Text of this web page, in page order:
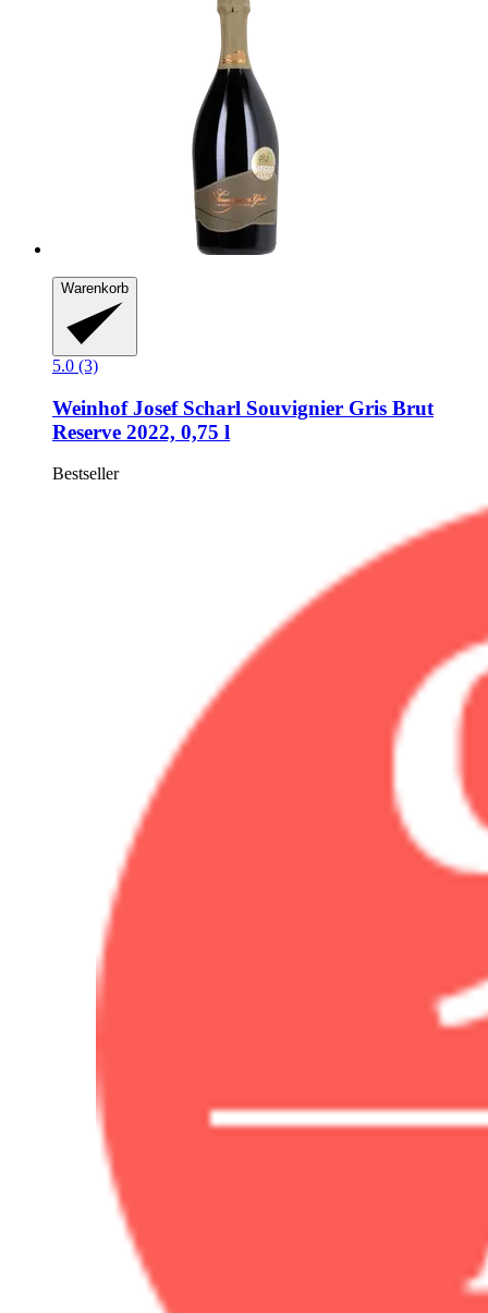
Warenkorb
5.0 (3)
Weinhof Josef Scharl Souvignier Gris Brut
Reserve 2022, 0,75 l
Bestseller